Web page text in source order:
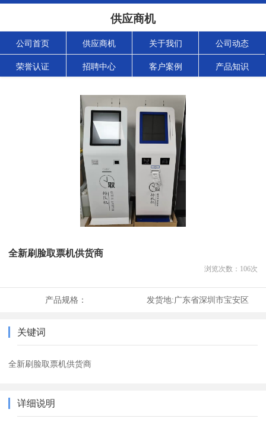
供应商机
公司首页 供应商机 关于我们 公司动态
荣誉认证 招聘中心 客户案例 产品知识
全新刷脸取票机供货商
浏览次数： 106次
产品规格： 发货地:广东省深圳市宝安区
关键词
全新刷脸取票机供货商
详细说明